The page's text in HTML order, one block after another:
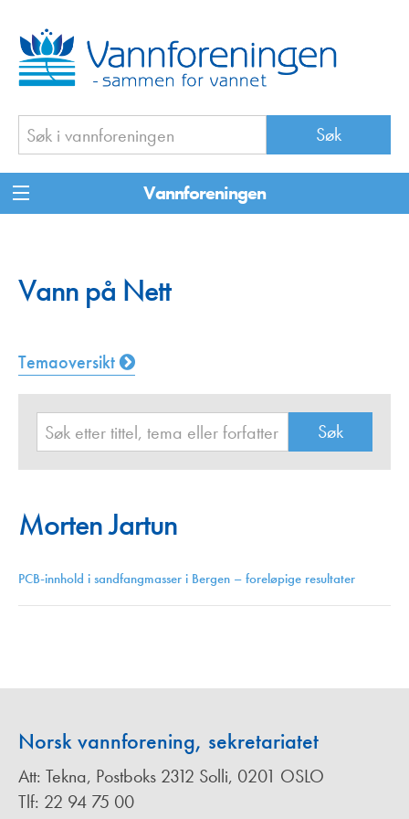
Vannforeningen
Vann på Nett
Temaoversikt
Morten Jartun
PCB-innhold i sandfangmasser i Bergen – foreløpige resultater
Norsk vannforening, sekretariatet
Att: Tekna, Postboks 2312 Solli, 0201 OSLO
Tlf: 22 94 75 00